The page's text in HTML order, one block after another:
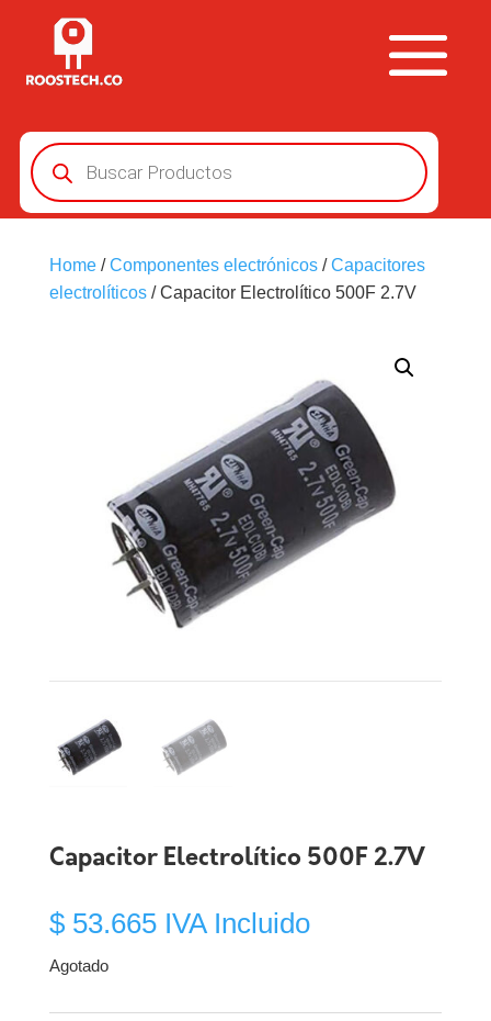
Búsqueda
de
productos
Home/Componentes electrónicos/Capacitores
electrolíticos/ Capacitor Electrolítico 500F 2.7V
Capacitor Electrolítico 500F 2.7V
$53.665 IVA Incluido
Agotado